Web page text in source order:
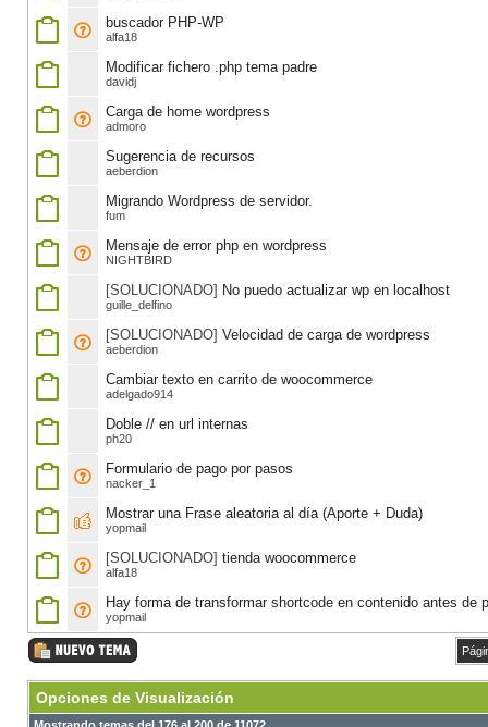
buscador PHP-WP
alfa18
Modificar fichero .php tema padre
davidj
Carga de home wordpress
admoro
Sugerencia de recursos
aeberdion
Migrando Wordpress de servidor.
fum
Mensaje de error php en wordpress
NIGHTBIRD
[SOLUCIONADO] No puedo actualizar wp en localhost
guille_delfino
[SOLUCIONADO] Velocidad de carga de wordpress
aeberdion
Cambiar texto en carrito de woocommerce
adelgado914
Doble // en url internas
ph20
Formulario de pago por pasos
nacker_1
Mostrar una Frase aleatoria al día (Aporte + Duda)
yopmail
[SOLUCIONADO] tienda woocommerce
alfa18
Hay forma de transformar shortcode en contenido antes de
yopmail
Opciones de Visualización